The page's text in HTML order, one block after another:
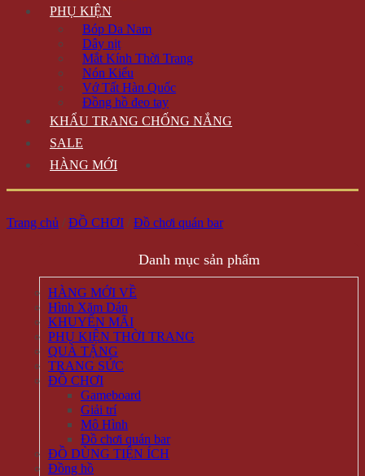
PHỤ KIỆN
Bóp Da Nam
Dây nịt
Mắt Kính Thời Trang
Nón Kiểu
Vớ Tất Hàn Quốc
Đồng hồ đeo tay
KHẨU TRANG CHỐNG NẮNG
SALE
HÀNG MỚI
Trang chủ / ĐỒ CHƠI / Đồ chơi quán bar
Danh mục sản phẩm
HÀNG MỚI VỀ
Hình Xăm Dán
KHUYẾN MÃI
PHỤ KIỆN THỜI TRANG
QUÀ TẶNG
TRANG SỨC
ĐỒ CHƠI
Gameboard
Giải trí
Mô Hình
Đồ chơi quán bar
ĐỒ DÙNG TIỆN ÍCH
Đồng hồ